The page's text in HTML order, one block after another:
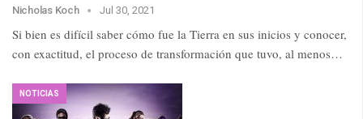
Nicholas Koch Jul 30, 2021
Si bien es difícil saber cómo fue la Tierra en sus inicios y conocer,
con exactitud, el proceso de transformación que tuvo, al menos…
NOTICIAS